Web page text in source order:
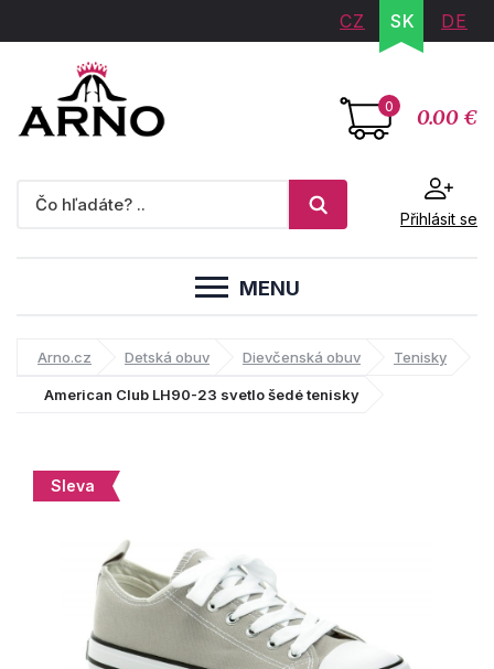
CZ SK DE
0 0.00 €
Přihlásit se
MENU
Arno.cz Detská obuv Dievčenská obuv Tenisky
American Club LH90-23 svetlo šedé tenisky
Sleva